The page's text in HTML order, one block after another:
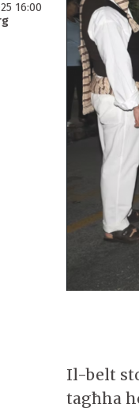
16:00
Il-belt
tagħha